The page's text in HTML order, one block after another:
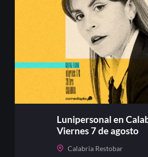
Lunipersonal en
Viernes 7 de agosto
Calabria Restobar